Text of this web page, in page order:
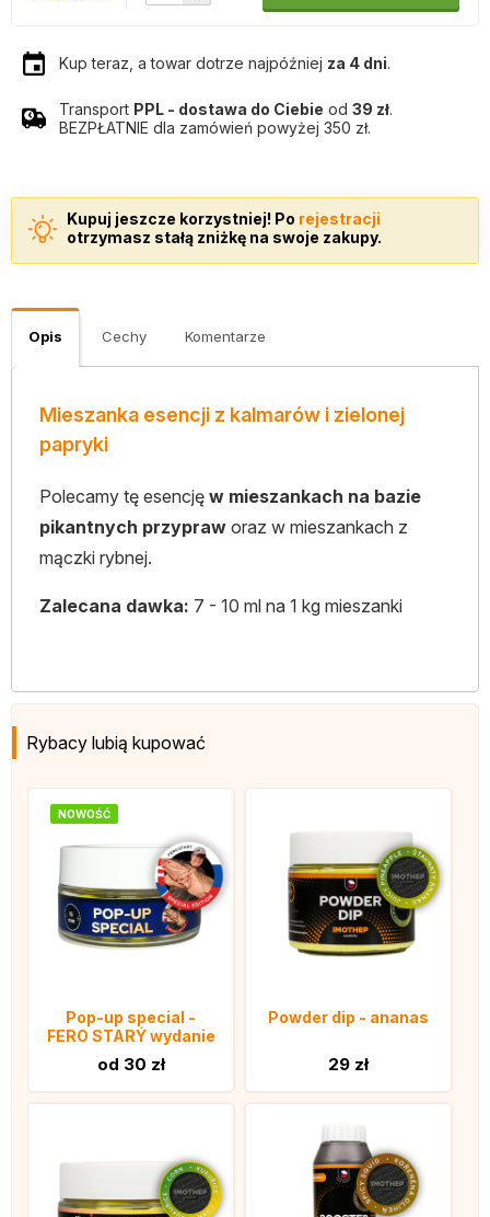
Kup teraz, a towar dotrze najpóźniej za 4 dni.
Transport PPL - dostawa do Ciebie od 39 zł.
BEZPŁATNIE dla zamówień powyżej 350 zł.
Kupuj jeszcze korzystniej! Po rejestracji
otrzymasz stałą zniżkę na swoje zakupy.
Opis Cechy Komentarze
Mieszanka esencji z kalmarów i zielonej
papryki
Polecamy tę esencję w mieszankach na bazie
pikantnych przypraw oraz w mieszankach z
mączki rybnej.
Zalecana dawka: 7 - 10 ml na 1 kg mieszanki
Rybacy lubią kupować
NOWOŚĆ
Pop-up special -
FERO STARÝ wydanie
od 30 zł
Powder dip - ananas
29 zł